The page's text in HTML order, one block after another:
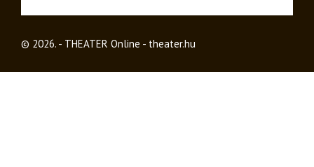
© 2026. - THEATER Online - theater.hu